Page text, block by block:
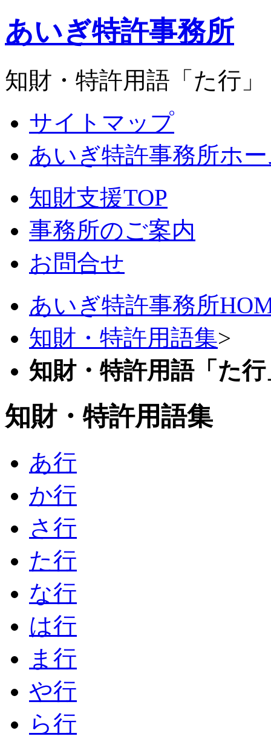
あいぎ特許事務所
知財・特許用語「た行」
サイトマップ
あいぎ特許事務所ホ
知財支援TOP
事務所のご案内
お問合せ
あいぎ特許事務所
知財・特許用語集>
知財・特許用語「た行
知財・特許用語集
あ行
か行
さ行
た行
な行
は行
ま行
や行
ら行